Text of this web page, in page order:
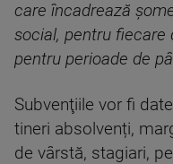
care încadrează
social, pentru fiecare
pentru perioade de
Subvenţiile vor fi
tineri absolvenți,
de vârstă, stagiari,